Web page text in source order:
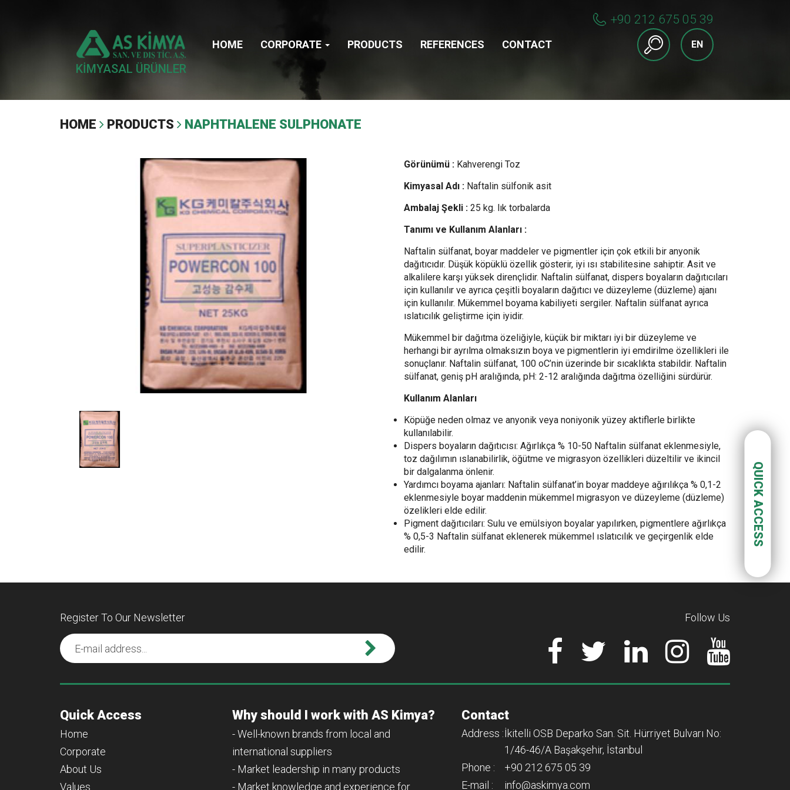
KİMYASAL ÜRÜNLER
HOME CORPORATE PRODUCTS REFERENCES CONTACT
+90 212 675 05 39
EN
HOME PRODUCTS NAPHTHALENE SULPHONATE
Görünümü : Kahverengi Toz
Kimyasal Adı : Naftalin sülfonik asit
Ambalaj Şekli : 25 kg. lık torbalarda
Tanımı ve Kullanım Alanları :
Naftalin sülfanat, boyar maddeler ve pigmentler için çok etkili bir anyonik
dağıtıcıdır. Düşük köpüklü özellik gösterir, iyi ısı stabilitesine sahiptir. Asit ve
alkalilere karşı yüksek dirençlidir. Naftalin sülfanat, dispers boyaların dağıtıcıları
için kullanılır ve ayrıca çeşitli boyaların dağıtıcı ve düzeyleme (düzleme) ajanı
için kullanılır. Mükemmel boyama kabiliyeti sergiler. Naftalin sülfanat ayrıca
ıslatıcılık geliştirme için iyidir.
Mükemmel bir dağıtma özeliğiyle, küçük bir miktarı iyi bir düzeyleme ve
herhangi bir ayrılma olmaksızın boya ve pigmentlerin iyi emdirilme özellikleri ile
sonuçlanır. Naftalin sülfanat, 100 oC’nin üzerinde bir sıcaklıkta stabildir. Naftalin
sülfanat, geniş pH aralığında, pH: 2-12 aralığında dağıtma özelliğini sürdürür.
Kullanım Alanları
Köpüğe neden olmaz ve anyonik veya noniyonik yüzey aktiflerle birlikte
kullanılabilir.
Dispers boyaların dağıtıcısı: Ağırlıkça % 10-50 Naftalin sülfanat eklenmesiyle,
toz dağılımın ıslanabilirlik, öğütme ve migrasyon özellikleri düzeltilir ve ikincil
bir dalgalanma önlenir.
Yardımcı boyama ajanları: Naftalin sülfanat’in boyar maddeye ağırılıkça % 0,1-2
eklenmesiyle boyar maddenin mükemmel migrasyon ve düzeyleme (düzleme)
özelikleri elde edilir.
Pigment dağıtıcıları: Sulu ve emülsiyon boyalar yapılırken, pigmentlere ağırlıkça
% 0,5-3 Naftalin sülfanat eklenerek mükemmel ıslatıcılık ve geçirgenlik elde
edilir.
QUICK ACCESS
Register To Our Newsletter Follow Us
Quick Access
Home
Corporate
About Us
Values
Why should I work with AS Kimya?
- Well-known brands from local and
international suppliers
- Market leadership in many products
- Market knowledge and experience for
Contact
Address :İkitelli OSB Deparko San. Sit. Hürriyet Bulvarı No:
1/46-46/A Başakşehir, İstanbul
Phone :
+90 212 675 05 39
E-mail :
info@askimya.com